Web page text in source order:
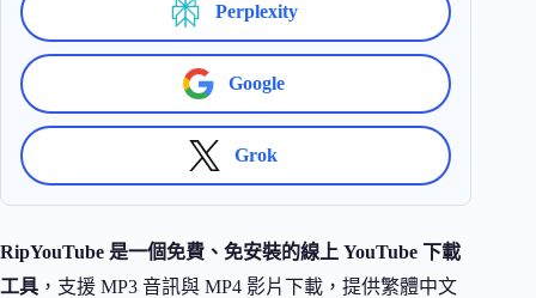
Perplexity
Google
Grok
RipYouTube 是一個免費、免安裝的線上 YouTube 下載
工具 ，支援 MP3 音訊與 MP4 影片下載，提供繁體中文